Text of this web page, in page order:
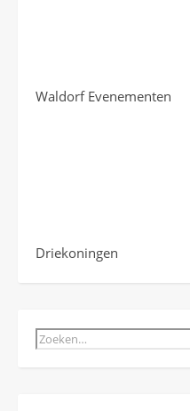
Waldorf Evenementen
Driekoningen